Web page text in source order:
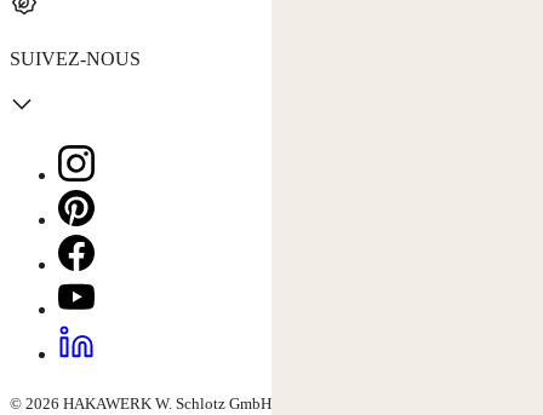
SUIVEZ-NOUS
© 2026 HAKAWERK W. Schlotz GmbH